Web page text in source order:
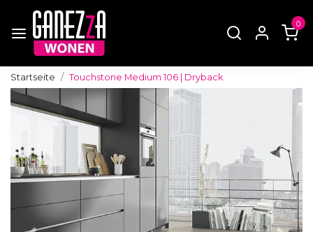
0
Startseite Touchstone Medium 106 | Dryback